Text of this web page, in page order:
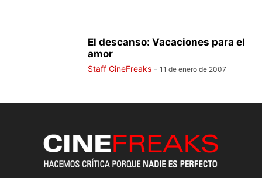
El descanso: Vacaciones para el
amor
Staff CineFreaks - 11 de enero de 2007